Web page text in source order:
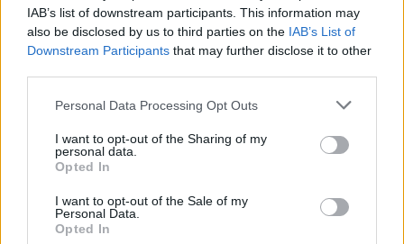
IAB’s list of downstream participants. This information may
also be disclosed by us to third parties on the IAB’s List of
Downstream Participants that may further disclose it to other
Personal Data Processing Opt Outs
I want to opt-out of the Sharing of my
personal data.
Opted In
I want to opt-out of the Sale of my
Personal Data.
Opted In
Εγγραφή στο newsletter
Αποδέχομαι τους
και την πολιτική απορρήτου